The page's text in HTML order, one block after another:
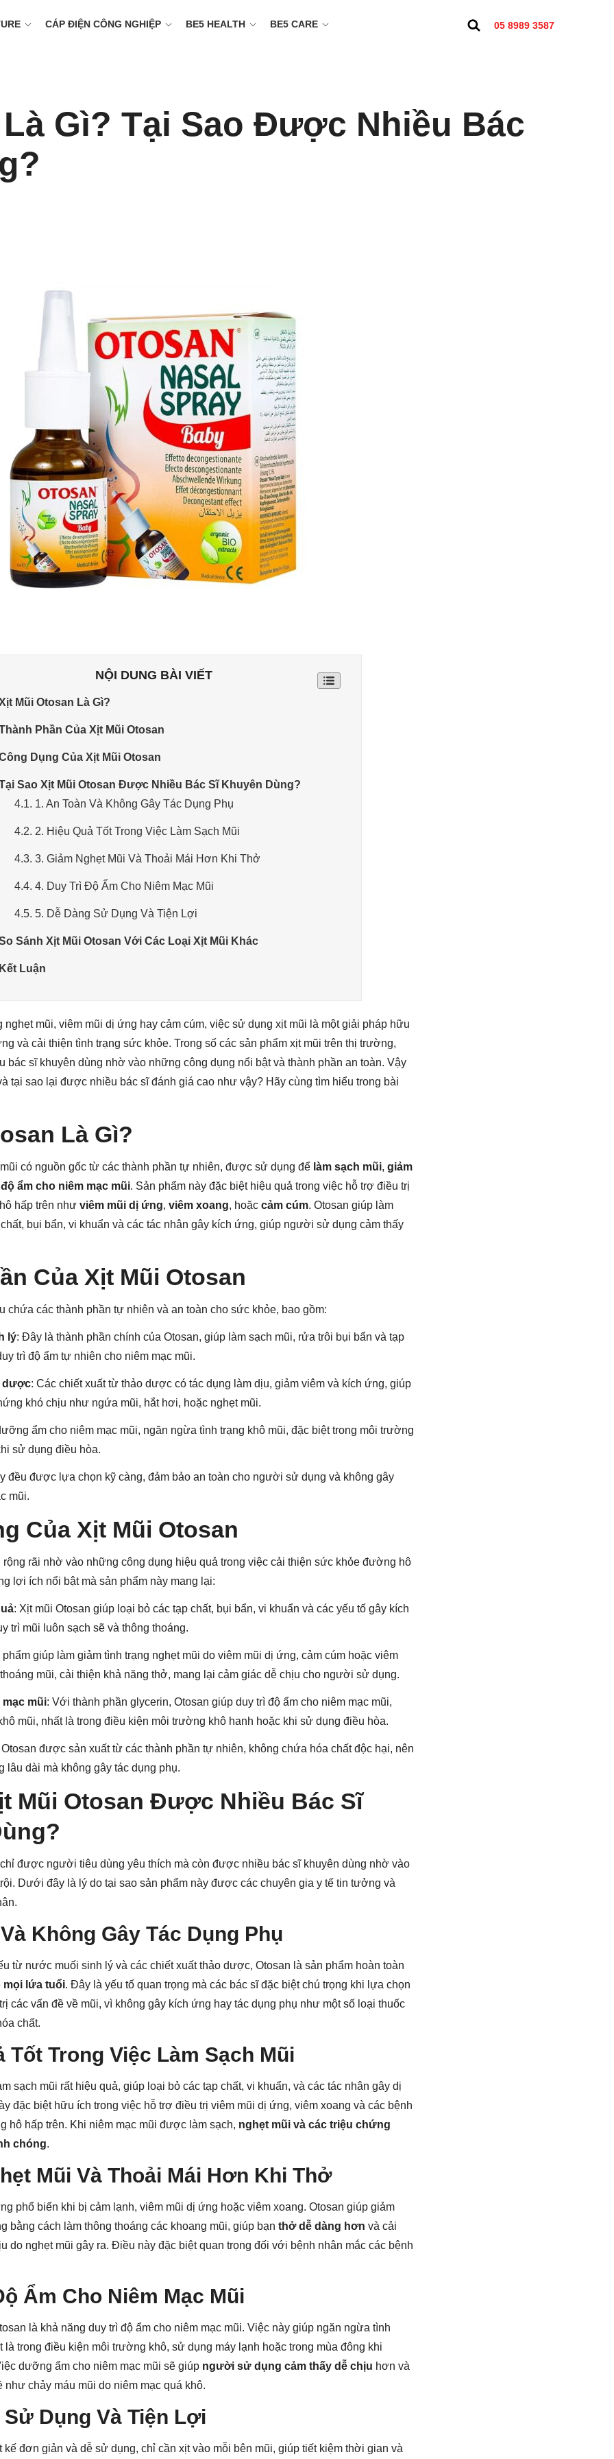
CÁP ĐIỆN CÔNG NGHIỆP BE5 HEALTH BE5 CARE 05 8989 3587
Gì? Tại Sao Được Nhiều Bác
NỘI DUNG BÀI VIẾT
Mũi Otosan Là Gì?
Phần Của Xịt Mũi Otosan
Dụng Của Xịt Mũi Otosan
Sao Xịt Mũi Otosan Được Nhiều Bác Sĩ Khuyên Dùng?
4.1. 1. An Toàn Và Không Gây Tác Dụng Phụ
4.2. 2. Hiệu Quả Tốt Trong Việc Làm Sạch Mũi
4.3. 3. Giảm Nghẹt Mũi Và Thoải Mái Hơn Khi Thở
4.4. 4. Duy Trì Độ Ẩm Cho Niêm Mạc Mũi
4.5. 5. Dễ Dàng Sử Dụng Và Tiện Lợi
Sánh Xịt Mũi Otosan Với Các Loại Xịt Mũi Khác
Luận
nghẹt mũi, viêm mũi dị ứng hay cảm cúm, việc sử dụng xịt mũi là một giải pháp hữu
và cải thiện tình trạng sức khỏe. Trong số các sản phẩm xịt mũi trên thị trường,
bác sĩ khuyên dùng nhờ vào những công dụng nổi bật và thành phần an toàn. Vậy
tại sao lại được nhiều bác sĩ đánh giá cao như vậy? Hãy cùng tìm hiểu trong bài
Là Gì?
mũi có nguồn gốc từ các thành phần tự nhiên, được sử dụng để làm sạch mũi, giảm
ẩm cho niêm mạc mũi. Sản phẩm này đặc biệt hiệu quả trong việc hỗ trợ điều trị
hấp trên như viêm mũi dị ứng, viêm xoang, hoặc cảm cúm. Otosan giúp làm
bụi bẩn, vi khuẩn và các tác nhân gây kích ứng, giúp người sử dụng cảm thấy
Của Xịt Mũi Otosan
chứa các thành phần tự nhiên và an toàn cho sức khỏe, bao gồm:
lý: Đây là thành phần chính của Otosan, giúp làm sạch mũi, rửa trôi bụi bẩn và tạp
trì độ ẩm tự nhiên cho niêm mạc mũi.
dược: Các chiết xuất từ thảo dược có tác dụng làm dịu, giảm viêm và kích ứng, giúp
khó chịu như ngứa mũi, hắt hơi, hoặc nghẹt mũi.
ẩm cho niêm mạc mũi, ngăn ngừa tình trạng khô mũi, đặc biệt trong môi trường
sử dụng điều hòa.
đều được lựa chọn kỹ càng, đảm bảo an toàn cho người sử dụng và không gây
mũi.
Của Xịt Mũi Otosan
rãi nhờ vào những công dụng hiệu quả trong việc cải thiện sức khỏe đường hô
lợi ích nổi bật mà sản phẩm này mang lại:
: Xịt mũi Otosan giúp loại bỏ các tạp chất, bụi bẩn, vi khuẩn và các yếu tố gây kích
trì mũi luôn sạch sẽ và thông thoáng.
phẩm giúp làm giảm tình trạng nghẹt mũi do viêm mũi dị ứng, cảm cúm hoặc viêm
mũi, cải thiện khả năng thở, mang lại cảm giác dễ chịu cho người sử dụng.
mũi: Với thành phần glycerin, Otosan giúp duy trì độ ẩm cho niêm mạc mũi,
mũi, nhất là trong điều kiện môi trường khô hanh hoặc khi sử dụng điều hòa.
Otosan được sản xuất từ các thành phần tự nhiên, không chứa hóa chất độc hại, nên
lâu dài mà không gây tác dụng phụ.
Mũi Otosan Được Nhiều Bác Sĩ
được người tiêu dùng yêu thích mà còn được nhiều bác sĩ khuyên dùng nhờ vào
Dưới đây là lý do tại sao sản phẩm này được các chuyên gia y tế tin tưởng và
Không Gây Tác Dụng Phụ
từ nước muối sinh lý và các chiết xuất thảo dược, Otosan là sản phẩm hoàn toàn
mọi lứa tuổi. Đây là yếu tố quan trọng mà các bác sĩ đặc biệt chú trọng khi lựa chọn
các vấn đề về mũi, vì không gây kích ứng hay tác dụng phụ như một số loại thuốc
chất.
Tốt Trong Việc Làm Sạch Mũi
sạch mũi rất hiệu quả, giúp loại bỏ các tạp chất, vi khuẩn, và các tác nhân gây dị
đặc biệt hữu ích trong việc hỗ trợ điều trị viêm mũi dị ứng, viêm xoang và các bệnh
hô hấp trên. Khi niêm mạc mũi được làm sạch, nghẹt mũi và các triệu chứng
chóng.
Mũi Và Thoải Mái Hơn Khi Thở
phổ biến khi bị cảm lạnh, viêm mũi dị ứng hoặc viêm xoang. Otosan giúp giảm
bằng cách làm thông thoáng các khoang mũi, giúp bạn thở dễ dàng hơn và cải
do nghẹt mũi gây ra. Điều này đặc biệt quan trọng đối với bệnh nhân mắc các bệnh
Ẩm Cho Niêm Mạc Mũi
là khả năng duy trì độ ẩm cho niêm mạc mũi. Việc này giúp ngăn ngừa tình
là trong điều kiện môi trường khô, sử dụng máy lạnh hoặc trong mùa đông khi
dưỡng ẩm cho niêm mạc mũi sẽ giúp người sử dụng cảm thấy dễ chịu hơn và
chảy máu mũi do niêm mạc quá khô.
Sử Dụng Và Tiện Lợi
kế đơn giản và dễ sử dụng, chỉ cần xịt vào mỗi bên mũi, giúp tiết kiệm thời gian và